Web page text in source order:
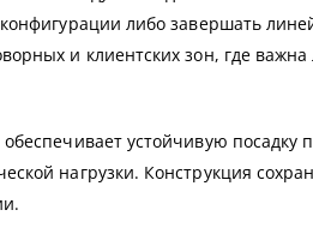
либо завершать
и клиентских зон, где
устойчивую
нагрузки. Конструкция